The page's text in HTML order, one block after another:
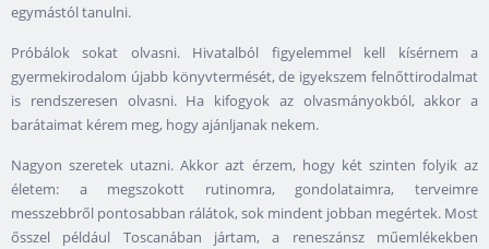
egymástól tanulni.
Próbálok sokat olvasni. Hivatalból figyelemmel kell kísérnem a
gyermekirodalom újabb könyvtermését, de igyekszem felnőttirodalmat
is rendszeresen olvasni. Ha kifogyok az olvasmányokból, akkor a
barátaimat kérem meg, hogy ajánljanak nekem.
Nagyon szeretek utazni. Akkor azt érzem, hogy két szinten folyik az
életem: a megszokott rutinomra, gondolataimra, terveimre
messzebbről pontosabban rálátok, sok mindent jobban megértek. Most
ősszel például Toscanában jártam, a reneszánsz műemlékekben